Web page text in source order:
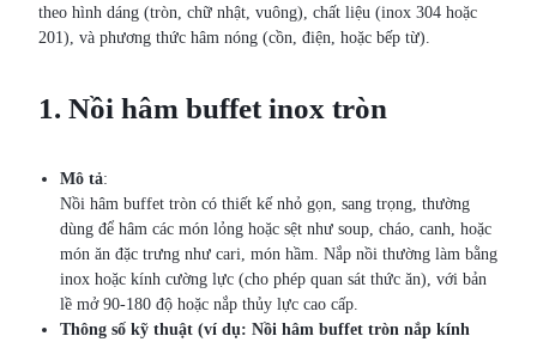
theo hình dáng (tròn, chữ nhật, vuông), chất liệu (inox 304 hoặc
201), và phương thức hâm nóng (cồn, điện, hoặc bếp từ).
1. Nồi hâm buffet inox tròn
Mô tả:
Nồi hâm buffet tròn có thiết kế nhỏ gọn, sang trọng, thường
dùng để hâm các món lỏng hoặc sệt như soup, cháo, canh, hoặc
món ăn đặc trưng như cari, món hầm. Nắp nồi thường làm bằng
inox hoặc kính cường lực (cho phép quan sát thức ăn), với bản
lề mở 90-180 độ hoặc nắp thủy lực cao cấp.
Thông số kỹ thuật (ví dụ: Nồi hâm buffet tròn nắp kính